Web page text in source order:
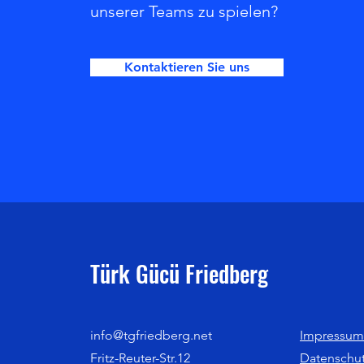
unserer Teams zu spielen?
Kontaktieren Sie uns
Türk Gücü Friedberg
info@tgfriedberg.net
Fritz-Reuter-Str.12
Impressum